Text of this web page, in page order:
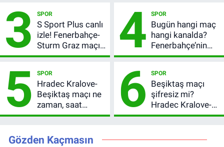
bilgileri
3 SPOR
S Sport Plus canlı
izle! Fenerbahçe-
Sturm Graz maçı
nasıl izlenir?
4 SPOR
Bugün hangi maç
hangi kanalda?
Fenerbahçe’nin
Avrupa sınavı
yayınlanacak
5 SPOR
Hradec Kralove-
Beşiktaş maçı ne
zaman, saat
kaçta? Şifresiz
3. Ön Eleme Turu
6 SPOR
Beşiktaş maçı
şifresiz mi?
Hradec Kralove-
Beşiktaş hangi
Gözden Kaçmasın